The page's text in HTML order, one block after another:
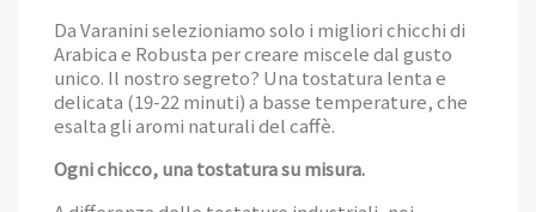
Da Varanini selezioniamo solo i migliori chicchi di
Arabica e Robusta per creare miscele dal gusto
unico. Il nostro segreto? Una tostatura lenta e
delicata (19-22 minuti) a basse temperature, che
esalta gli aromi naturali del caffè.
Ogni chicco, una tostatura su misura.